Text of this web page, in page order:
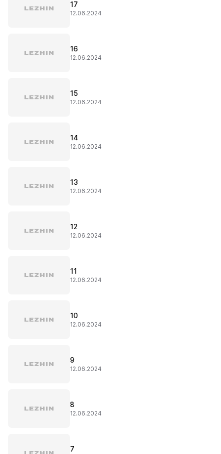
17
12.06.2024
16
12.06.2024
15
12.06.2024
14
12.06.2024
13
12.06.2024
12
12.06.2024
11
12.06.2024
10
12.06.2024
9
12.06.2024
8
12.06.2024
7